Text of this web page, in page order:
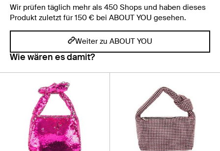
Wir prüfen täglich mehr als 450 Shops und haben dieses
Produkt zuletzt für 150 € bei ABOUT YOU gesehen.
Weiter zu ABOUT YOU
Wie wären es damit?